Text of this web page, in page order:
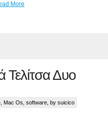
...
Τελίτσα Δυο
Mac Os software , by suicico